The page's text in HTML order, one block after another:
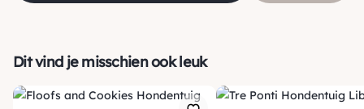
Dit vind je misschien ook leuk